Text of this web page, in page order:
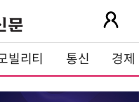
빌리티 통신 경제